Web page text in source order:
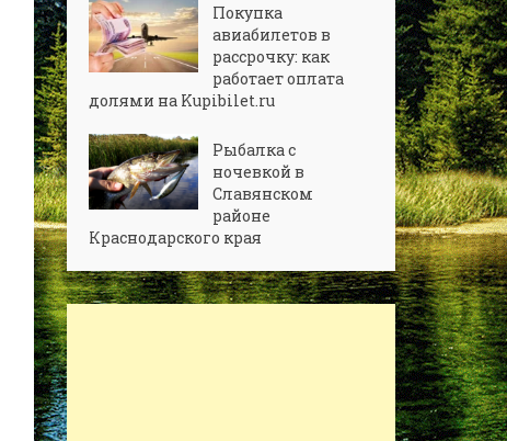
Покупка
авиабилетов в
рассрочку: как
работает оплата
долями на Kupibilet.ru
Рыбалка с
ночевкой в
Славянском
районе
Краснодарского края